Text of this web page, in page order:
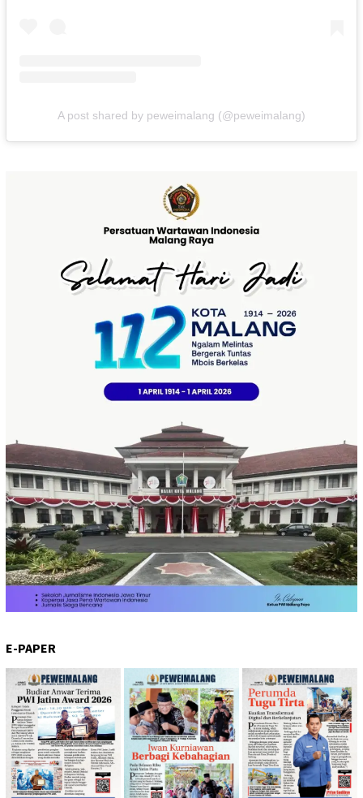
A post shared by peweimalang (@peweimalang)
E-PAPER